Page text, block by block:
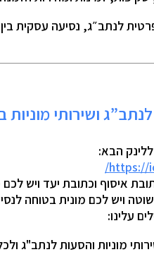
הבא:
https://
איסוף וכתובת יעד ויש
ויש לכם מונית בטוחה
עלינו: